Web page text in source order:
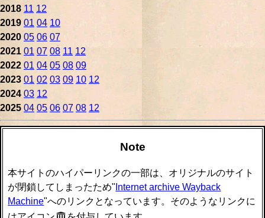
2018 11 12
2019 01 04 10
2020 05 06 07
2021 01 07 08 11 12
2022 01 04 05 08 09
2023 01 02 03 09 10 12
2024 03 12
2025 04 05 06 07 08 12
Note
本サイトのハイパーリンクの一部は、オリジナルのサイト
が閉鎖してしまったため" Internet archive Wayback
Machine"へのリンクとなっています。そのようなリンクに